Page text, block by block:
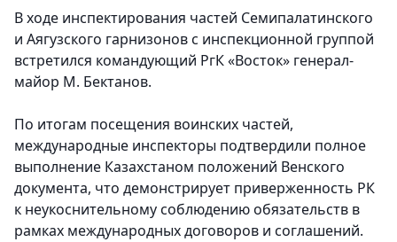
В ходе инспектирования частей Семипалатинского
и Аягузского гарнизонов с инспекционной группой
встретился командующий РгК «Восток» генерал-
майор М. Бектанов.
По итогам посещения воинских частей,
международные инспекторы подтвердили полное
выполнение Казахстаном положений Венского
документа, что демонстрирует приверженность РК
к неукоснительному соблюдению обязательств в
рамках международных договоров и соглашений.